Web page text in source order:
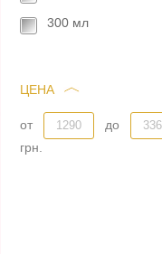
300 мл
ЦЕНА
от
до
грн.